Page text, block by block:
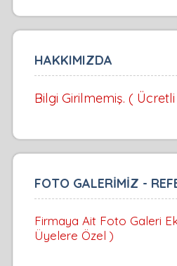
HAKKIMIZDA
Bilgi Girilmemiş. (
FOTO GALERİMİZ -
Firmaya Ait Foto Galeri
Üyelere Özel )